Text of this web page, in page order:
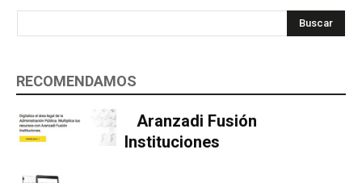
Buscar
RECOMENDAMOS
Aranzadi Fusión
Instituciones